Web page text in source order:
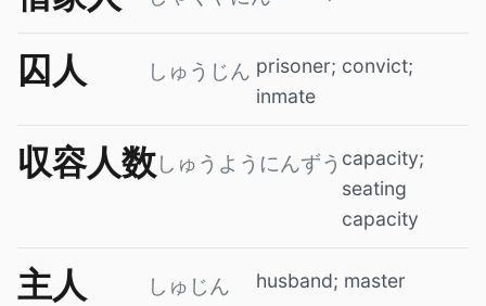
囚人 しゅうじん prisoner; convict;
inmate
収容人数しゅうようにんずう capacity;
seating
capacity
主人 しゅじん husband; master